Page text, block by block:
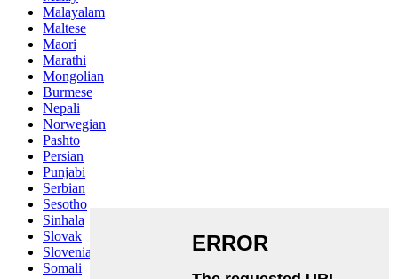
Malayalam
Maltese
Maori
Marathi
Mongolian
Burmese
Nepali
Norwegian
Pashto
Persian
Punjabi
Serbian
Sesotho
Sinhala
Slovak
Slovenian
Somali